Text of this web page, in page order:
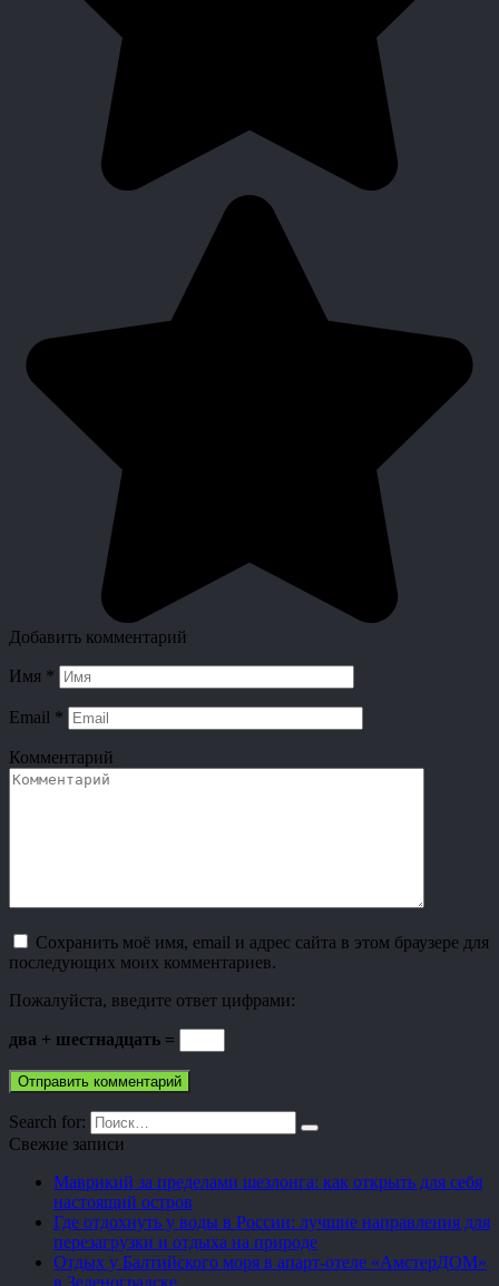
Добавить комментарий
Имя *
Email *
Комментарий
Сохранить моё имя, email и адрес сайта в этом браузере для
последующих моих комментариев.
Пожалуйста, введите ответ цифрами:
два + шестнадцать =
Search for:
Свежие записи
Маврикий за пределами шезлонга: как открыть для себя
настоящий остров
Где отдохнуть у воды в России: лучшие направления для
перезагрузки и отдыха на природе
Отдых у Балтийского моря в апарт-отеле «АмстерДОМ»